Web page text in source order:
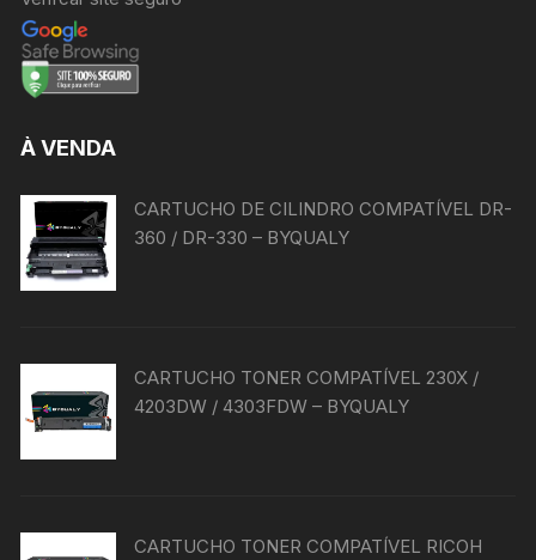
À VENDA
CARTUCHO DE CILINDRO COMPATÍVEL DR-
360 / DR-330 – BYQUALY
CARTUCHO TONER COMPATÍVEL 230X /
4203DW / 4303FDW – BYQUALY
CARTUCHO TONER COMPATÍVEL RICOH